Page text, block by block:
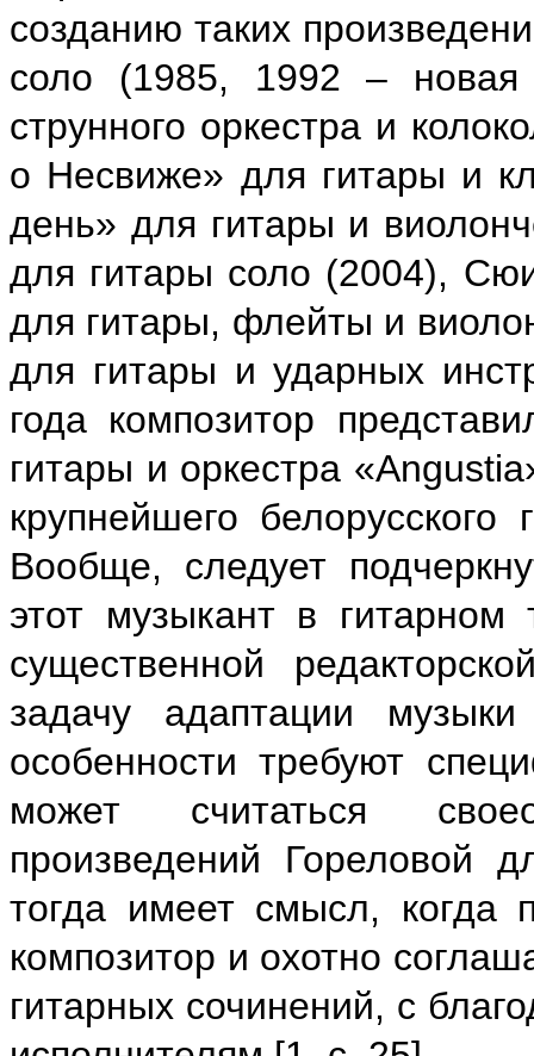
созданию таких
соло (1985, 1992 – новая
струнного оркестра и
о Несвиже» для гитары и
день» для гитары и
для гитары соло (2004),
для гитары, флейты и
для гитары и ударных
года композитор
гитары и оркестра
крупнейшего
Вообще, следует
этот музыкант в гитарном
существенной
задачу адаптации
особенности требуют
может считаться
произведений Гореловой
тогда имеет смысл, когда
композитор и охотно
гитарных сочинений, с